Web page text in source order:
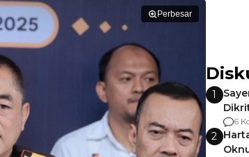
Perbesar
1
6
2